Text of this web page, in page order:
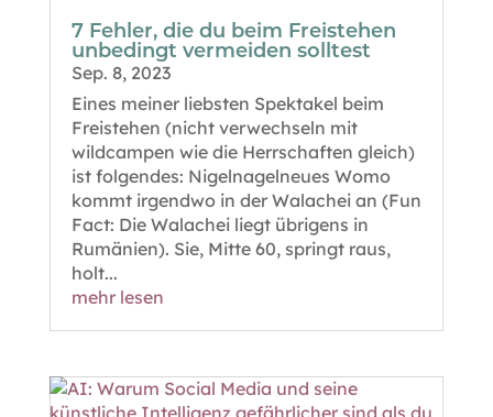
7 Fehler, die du beim Freistehen
unbedingt vermeiden solltest
Sep. 8, 2023
Eines meiner liebsten Spektakel beim
Freistehen (nicht verwechseln mit
wildcampen wie die Herrschaften gleich)
ist folgendes: Nigelnagelneues Womo
kommt irgendwo in der Walachei an (Fun
Fact: Die Walachei liegt übrigens in
Rumänien). Sie, Mitte 60, springt raus,
holt...
mehr lesen